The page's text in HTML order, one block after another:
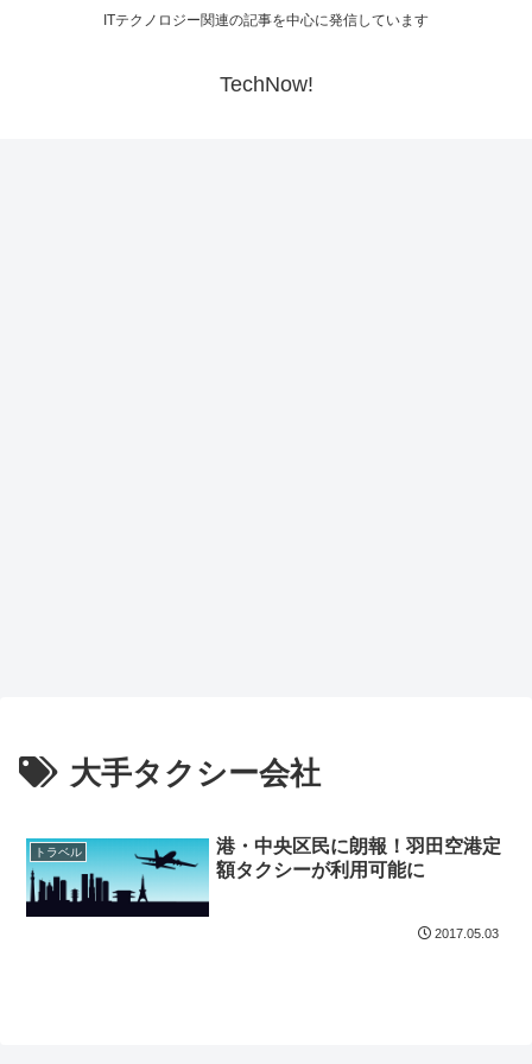
ITテクノロジー関連の記事を中心に発信しています
TechNow!
大手タクシー会社
トラベル
港・中央区民に朗報！羽田空港定
額タクシーが利用可能に
2017.05.03